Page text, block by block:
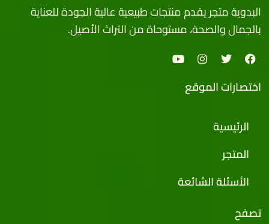
البدوية متجر يقدم منتجات طبيعية عالية الجودة للعناية
بالجمال والصحة، مستوحاة من التراث الأصيل.
اختصارات الموقع
الرئيسية
المتجر
الأسئلة الشائعة
تصفح